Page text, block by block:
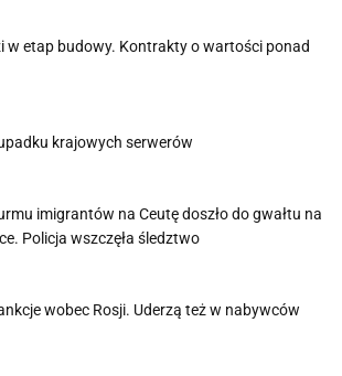
w etap budowy. Kontrakty o wartości ponad
krajowych serwerów
imigrantów na Ceutę doszło do gwałtu na
Policja wszczęła śledztwo
wobec Rosji. Uderzą też w nabywców